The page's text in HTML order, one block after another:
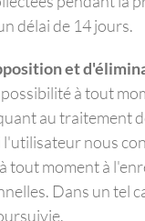
délai de 14 jours.
et
à tout
au traitement
l'utilisateur nous
tout moment à
Dans un tel